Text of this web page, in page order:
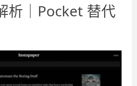
析｜Pocket 替代